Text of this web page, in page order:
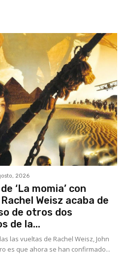
2026
‘La momia’ con
Weisz acaba de
de otros dos
de la...
las vueltas de Rachel Weisz, John
es que ahora se han confirmado...